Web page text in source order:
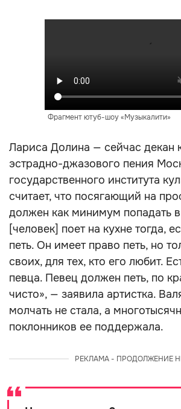
Фрагмент ютуб-шоу «Музыкалити»
Лариса Долина — сейчас декан
эстрадно-джазового пения
государственного института
считает, что посягающий на
должен как минимум попадать
[человек] поет на кухне тогда,
петь. Он имеет право петь, но
своих, для тех, кто его любит.
певца. Певец должен петь, по
чисто», — заявила артистка.
молчать не стала, а
поклонников ее поддержала.
РЕКЛАМА - ПРОДОЛЖЕНИЕ